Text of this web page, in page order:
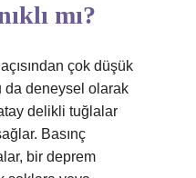
mı?
çok düşük
da deneysel olarak
delikli tuğlalar
Basınç
bir deprem